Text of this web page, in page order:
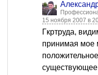
15 ноября 2007 в
Гкртруда,
принимая мое